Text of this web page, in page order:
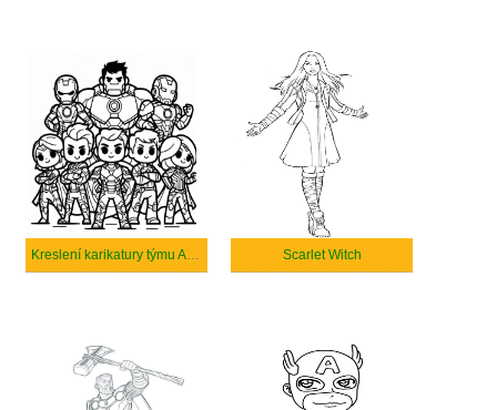
Kreslení karikatury týmu Avengers Scarlet Witch